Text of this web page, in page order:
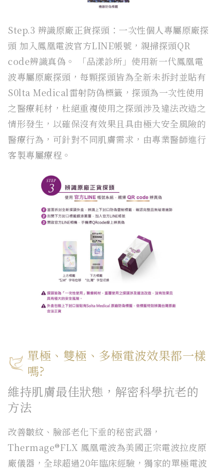
Step.3 辨識原廠正貨探頭：一次性個人專屬原廠探
頭 加入鳳凰電波官方LINE帳號，親掃探頭QR
code辨識真偽。 「品漾診所」使用新一代鳳凰電
波專屬原廠探頭，每顆探頭皆為全新未拆封並貼有
S0lta Medical雷射防偽標籤，探頭為一次性使用
之醫療耗材，杜絕重複使用之探頭涉及違法改造之
情形發生，以確保沒有效果且具由極大安全風險的
醫療行為，可針對不同肌膚需求，由專業醫師進行
客製專屬療程。
單極、雙極、多極電波效果都一樣
嗎?
維持肌膚最佳狀態，解密科學抗老的
方法
改善皺紋、臉部老化下垂的秘密武器，
Thermage®FLX 鳳凰電波為美國正宗電波拉皮原
廠儀器，全球超過20年臨床經驗，獨家的單極電波